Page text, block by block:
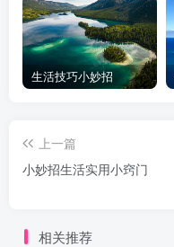
生活技巧小妙招
上一篇
小妙招生活实用小窍门
相关推荐